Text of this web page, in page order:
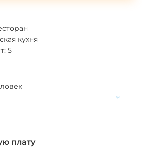
кухня
5
плату